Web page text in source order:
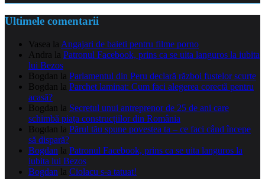
Ultimele comentarii
Vasea la Angajari de baieti pentru filme porno
Andra la Patronul Facebook, prins ca se uita languros la iubita
lui Bezos
Bogdan la Parlamentul din Peru declară război fustelor scurte
Bogdan la Parchet laminat: Cum faci alegerea corectă pentru
acasă?
Bogdan la Secretul unui antreprenor de 25 de ani care
schimbă piața construcțiilor din România
Bogdan la Părul tău spune povestea ta – ce faci când începe
să dispară?
Bogdan la Patronul Facebook, prins ca se uita languros la
iubita lui Bezos
Bogdan la Ciolacu s-a tatuat!